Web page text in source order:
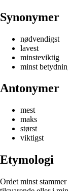
Synonymer
nødvendigst
lavest
minsteviktig
minst
Antonymer
mest
maks
størst
viktigst
Etymologi
Ordet minst